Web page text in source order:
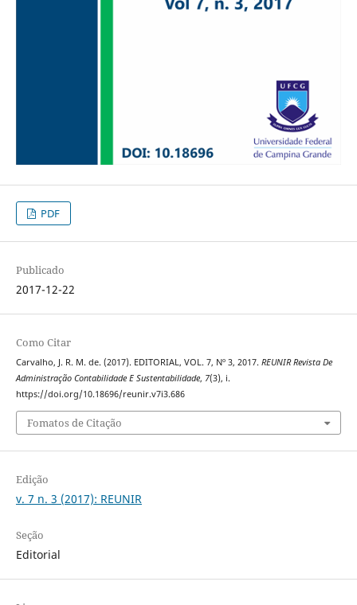
PDF
Publicado
2017-12-22
Como Citar
Carvalho, J. R. M. de. (2017). EDITORIAL, VOL. 7, Nº 3, 2017. REUNIR Revista De
Administração Contabilidade E Sustentabilidade, 7(3), i.
https://doi.org/10.18696/reunir.v7i3.686
Fomatos de Citação
Edição
v. 7 n. 3 (2017): REUNIR
Seção
Editorial